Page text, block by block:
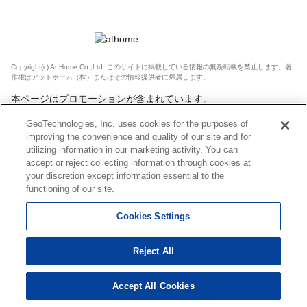
Copyright(c) At Home Co.,Ltd. このサイトに掲載している情報の無断転載を禁止します。著
作権はアットホーム（株）またはその情報提供者に帰属します。
本ページはプロモーションが含まれています。
GeoTechnologies, Inc. uses cookies for the purposes of
improving the convenience and quality of our site and for
utilizing information in our marketing activity. You can
accept or reject collecting information through cookies at
your discretion except information essential to the
functioning of our site.
Cookies Settings
Reject All
Accept All Cookies